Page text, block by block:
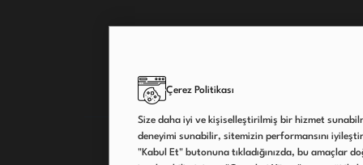
Çerez Politikası
Size daha iyi ve kişiselleştirilmiş bir hizmet
deneyimi sunabilir, sitemizin performansını
"Kabul Et" butonuna tıkladığınızda, bu amaçlar